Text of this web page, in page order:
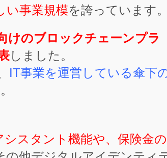
い事業規模を誇っています
けのブロックチェーンプラ
しました。
IT事業を運営している傘下
シスタント機能や、保険金の